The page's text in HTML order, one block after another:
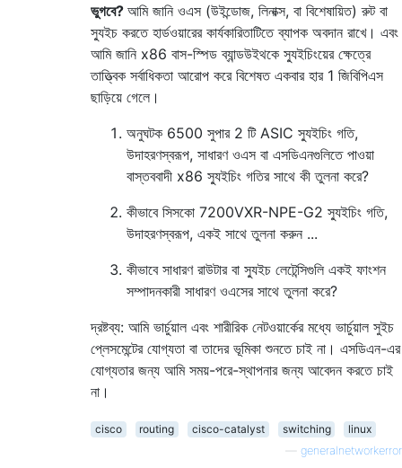
ভুগবে? আমি জানি ওএস (উইন্ডোজ, লিনাক্স, বা বিশেষায়িত) রুট বা
স্যুইচ করতে হার্ডওয়ারের কার্যকারিতাটিতে ব্যাপক অবদান রাখে। এবং
আমি জানি x86 বাস-স্পিড ব্যান্ডউইথকে স্যুইচিংয়ের ক্ষেত্রে
তাত্ত্বিক সর্বাধিকতা আরোপ করে বিশেষত একবার হার 1 জিবিপিএস
ছাড়িয়ে গেলে।
অনুঘটক 6500 সুপার 2 টি ASIC স্যুইচিং গতি,
উদাহরণস্বরূপ, সাধারণ ওএস বা এসডিএনগুলিতে পাওয়া
বাস্তববাদী x86 স্যুইচিং গতির সাথে কী তুলনা করে?
কীভাবে সিসকো 7200VXR-NPE-G2 স্যুইচিং গতি,
উদাহরণস্বরূপ, একই সাথে তুলনা করুন ...
কীভাবে সাধারণ রাউটার বা স্যুইচ লেটেন্সিগুলি একই ফাংশন
সম্পাদনকারী সাধারণ ওএসের সাথে তুলনা করে?
দ্রষ্টব্য: আমি ভার্চুয়াল এবং শারীরিক নেটওয়ার্কের মধ্যে ভার্চুয়াল সুইচ
প্লেসমেন্টের যোগ্যতা বা তাদের ভূমিকা শুনতে চাই না। এসডিএন-এর
যোগ্যতার জন্য আমি সময়-পরে-স্থাপনার জন্য আবেদন করতে চাই
না।
cisco routing cisco-catalyst switching
linux
generalnetworkerror